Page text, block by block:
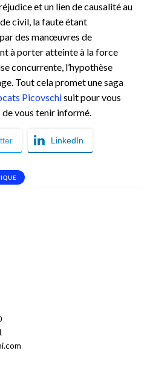
et un lien de causalité au
civil, la faute étant
des manœuvres de
à porter atteinte à la force
concurrente, l’hypothèse
Tout cela promet une saga
Picovschisuit pour vous
de vous tenir informé.
LinkedIn